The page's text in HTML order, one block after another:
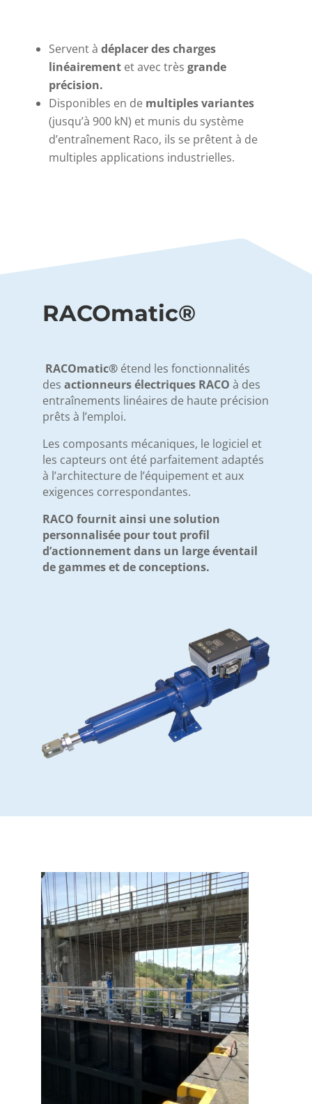
Servent à déplacer des charges
linéairement et avec très grande
précision.
Disponibles en de multiples variantes
(jusqu’à 900 kN) et munis du système
d’entraînement Raco, ils se prêtent à de
multiples applications industrielles.
RACOmatic®
RACOmatic®étend les fonctionnalités
des actionneurs électriques RACO à des
entraînements linéaires de haute précision
prêts à l’emploi.
Les composants mécaniques, le logiciel et
les capteurs ont été parfaitement adaptés
à l’architecture de l’équipement et aux
exigences correspondantes.
RACO fournit ainsi une solution
personnalisée pour tout profil
d’actionnement dans un large éventail
de gammes et de conceptions.